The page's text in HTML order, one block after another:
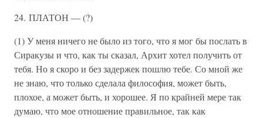
24. ПЛАТОН — (?)
(1) У меня ничего не было из того, что я мог бы послать в
Сиракузы и что, как ты сказал, Архит хотел получить от
тебя. Но я скоро и без задержек пошлю тебе. Со мной же
не знаю, что только сделала философия, может быть,
плохое, а может быть, и хорошее. Я по крайней мере так
думаю, что мое отношение правильное, так как